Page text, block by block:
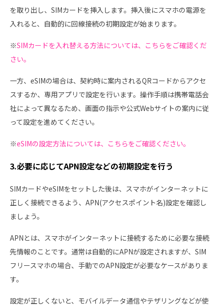
を取り出し、SIMカードを挿入します。挿入後にスマホの電源を
入れると、自動的に回線接続の初期設定が始まります。
※SIMカードを入れ替える方法については、こちらをご確認くだ
さい。
一方、eSIMの場合は、契約時に案内されるQRコードからアクセ
スするか、専用アプリで設定を行います。操作手順は携帯電話会
社によって異なるため、画面の指示や公式Webサイトの案内に従
って設定を進めてください。
※eSIMの設定方法については、こちらをご確認ください。
3.必要に応じてAPN設定などの初期設定を行う
SIMカードやeSIMをセットした後は、スマホがインターネットに
正しく接続できるよう、APN(アクセスポイント名)設定を確認し
ましょう。
APNとは、スマホがインターネットに接続するために必要な接続
先情報のことです。通常は自動的にAPNが設定されますが、SIM
フリースマホの場合、手動でのAPN設定が必要なケースがありま
す。
設定が正しくないと、モバイルデータ通信やテザリングなどが使